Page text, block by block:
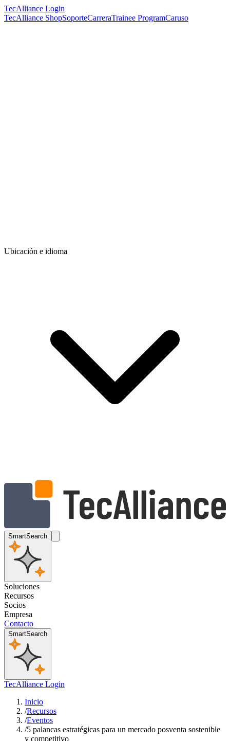
TecAlliance Login
TecAlliance ShopSoporteCarreraTrainee ProgramCaruso
Ubicación e idioma
SmartSearch
Soluciones
Recursos
Socios
Empresa
Contacto
SmartSearch
TecAlliance Login
Inicio
/Recursos
/Eventos
/5 palancas estratégicas para un mercado posventa sostenible
y competitivo